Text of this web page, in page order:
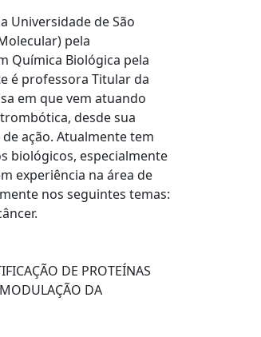
Universidade de São
pela
Química Biológica pela
é professora Titular da
em que vem atuando
desde sua
ação. Atualmente tem
biológicos, especialmente
experiência na área de
nos seguintes temas:
DE PROTEÍNAS
DA